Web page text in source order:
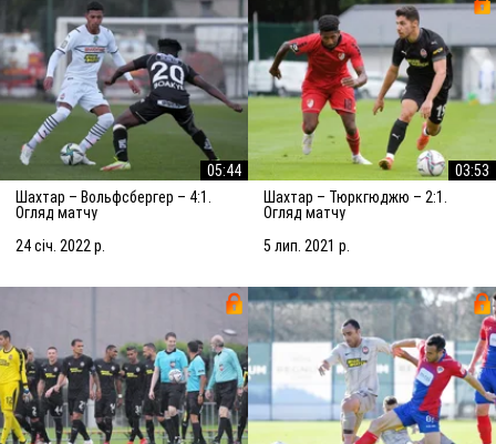
05:44
Шахтар – Вольфсбергер – 4:1.
Огляд матчу
24 січ. 2022 р.
03:53
Шахтар – Тюркгюджю – 2:1.
Огляд матчу
5 лип. 2021 р.